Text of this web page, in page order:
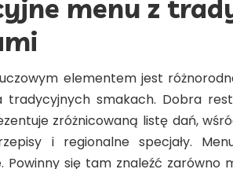
menu z
elementem jest
tradycyjnych smakach. Dobra
zróżnicowaną listę dań,
i regionalne specjały.
Powinny się tam znaleźć zarówno